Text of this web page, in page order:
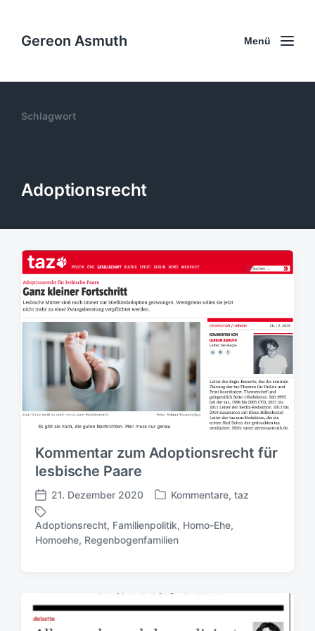
Gereon Asmuth Menü
Schlagwort
Adoptionsrecht
Kommentar zum Adoptionsrecht für
lesbische Paare
V
e
r
ö
n
t
21. Dezember 2020
V
r
ö
n
Kommentare, taz
S
c
g
w
Adoptionsrecht, Familienpolitik, Homo-Ehe,
Homoehe, Regenbogenfamilien